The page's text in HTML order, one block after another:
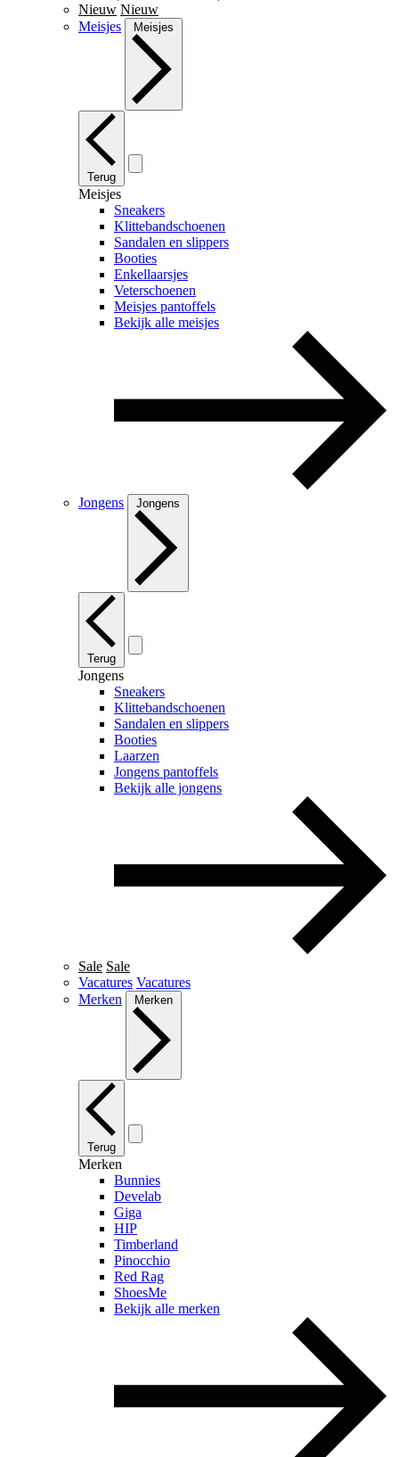
Nieuw Nieuw
Meisjes
Meisjes
Terug
Meisjes
Sneakers
Klittebandschoenen
Sandalen en slippers
Booties
Enkellaarsjes
Veterschoenen
Meisjes pantoffels
Bekijk alle meisjes
Jongens Jongens
Terug
Jongens
Sneakers
Klittebandschoenen
Sandalen en slippers
Booties
Laarzen
Jongens pantoffels
Bekijk alle jongens
Sale Sale
Vacatures Vacatures
Merken
Merken
Terug
Merken
Bunnies
Develab
Giga
HIP
Timberland
Pinocchio
Red Rag
ShoesMe
Bekijk alle merken